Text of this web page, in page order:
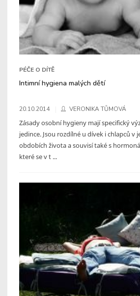
PÉČE O DÍTĚ
Intimní hygiena malých dětí
20.10.2014 VERONIKA TŮMOVÁ
Zásady osobní hygieny mají specifický
jedince. Jsou rozdílné u dívek i chlapců v
obdobích života a souvisí také s
které se v t ...